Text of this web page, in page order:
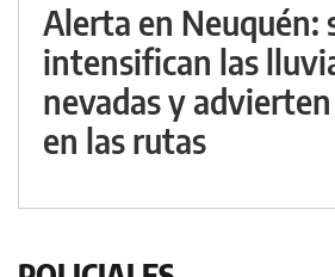
Alerta en Neuquén:
intensifican las
nevadas y
en las rutas